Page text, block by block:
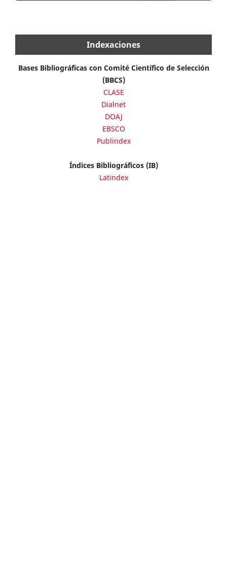
Indexaciones
Bases Bibliográficas con Comité Científico de Selección
(BBCS)
CLASE
Dialnet
DOAJ
EBSCO
Publindex
Índices Bibliográficos (IB)
Latindex